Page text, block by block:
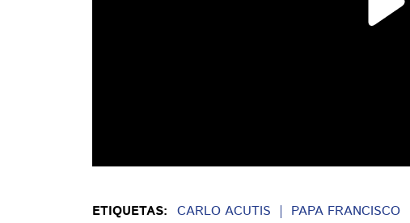
ETIQUETAS: CARLO ACUTIS PAPA FRANCISCO